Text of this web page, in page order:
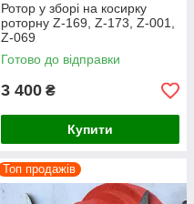
Ротор у зборі на косирку
роторну Z-169, Z-173, Z-001,
Z-069
Готово до відправки
3 400 ₴
Купити
Топ продажів